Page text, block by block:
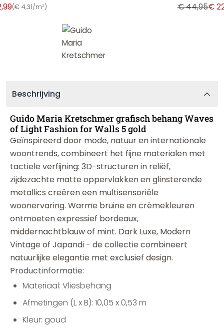
(€ 4,31/m²) € 44,95€
Beschrijving
Guido Maria Kretschmer grafisch behang Waves
of Light Fashion for Walls 5 gold
Geïnspireerd door mode, natuur en internationale
woontrends, combineert het fijne materialen met
tactiele verfijning: 3D-structuren in reliëf,
zijdezachte matte oppervlakken en glinsterende
metallics creëren een multisensoriële
woonervaring. Warme bruine en crèmekleuren
ontmoeten expressief bordeaux,
middernachtblauw of mint. Dark Luxe, Modern
Vintage of Japandi - de collectie combineert
natuurlijke elegantie met exclusief design.
Productinformatie:
Materiaal: Vliesbehang
Afmetingen (L x B): 10,05 x 0,53 m
Kleur: goud